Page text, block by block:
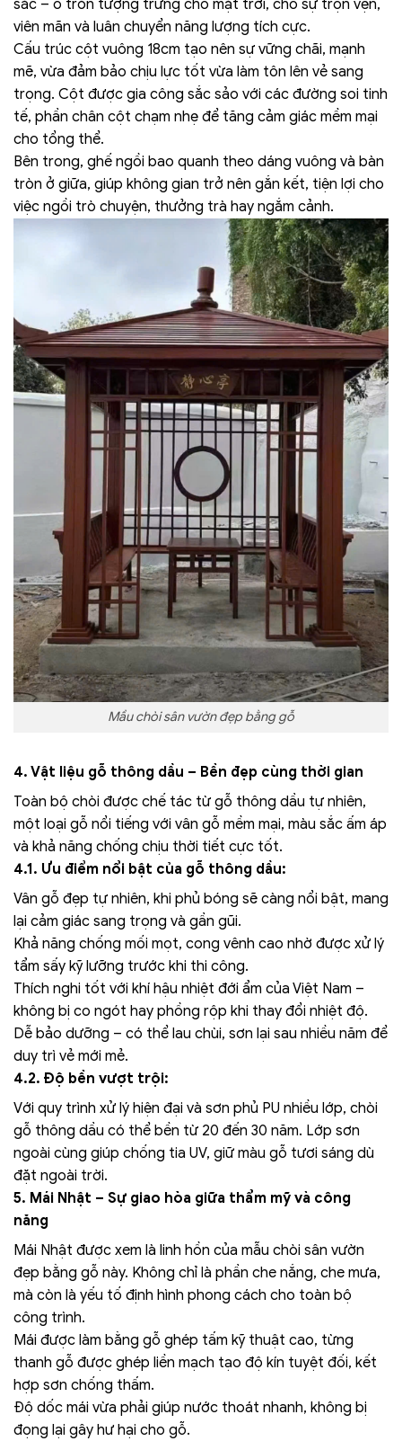
sắc – ô tròn tượng trưng cho mặt trời, cho sự trọn vẹn,
viên mãn và luân chuyển năng lượng tích cực.
Cấu trúc cột vuông 18cm tạo nên sự vững chãi, mạnh
mẽ, vừa đảm bảo chịu lực tốt vừa làm tôn lên vẻ sang
trọng. Cột được gia công sắc sảo với các đường soi tinh
tế, phần chân cột chạm nhẹ để tăng cảm giác mềm mại
cho tổng thể.
Bên trong, ghế ngồi bao quanh theo dáng vuông và bàn
tròn ở giữa, giúp không gian trở nên gắn kết, tiện lợi cho
việc ngồi trò chuyện, thưởng trà hay ngắm cảnh.
Mầu chòi sân vườn đẹp bằng gỗ
4. Vật liệu gỗ thông dầu – Bền đẹp cùng thời gian
Toàn bộ chòi được chế tác từ gỗ thông dầu tự nhiên,
một loại gỗ nổi tiếng với vân gỗ mềm mại, màu sắc ấm áp
và khả năng chống chịu thời tiết cực tốt.
4.1. Ưu điểm nổi bật của gỗ thông dầu:
Vân gỗ đẹp tự nhiên, khi phủ bóng sẽ càng nổi bật, mang
lại cảm giác sang trọng và gần gũi.
Khả năng chống mối mọt, cong vênh cao nhờ được xử lý
tẩm sấy kỹ lưỡng trước khi thi công.
Thích nghi tốt với khí hậu nhiệt đới ẩm của Việt Nam –
không bị co ngót hay phồng rộp khi thay đổi nhiệt độ.
Dễ bảo dưỡng – có thể lau chùi, sơn lại sau nhiều năm để
duy trì vẻ mới mẻ.
4.2. Độ bền vượt trội:
Với quy trình xử lý hiện đại và sơn phủ PU nhiều lớp, chòi
gỗ thông dầu có thể bền từ 20 đến 30 năm. Lớp sơn
ngoài cùng giúp chống tia UV, giữ màu gỗ tươi sáng dù
đặt ngoài trời.
5. Mái Nhật – Sự giao hòa giữa thẩm mỹ và công
năng
Mái Nhật được xem là linh hồn của mẫu chòi sân vườn
đẹp bằng gỗ này. Không chỉ là phần che nắng, che mưa,
mà còn là yếu tố định hình phong cách cho toàn bộ
công trình.
Mái được làm bằng gỗ ghép tấm kỹ thuật cao, từng
thanh gỗ được ghép liền mạch tạo độ kín tuyệt đối, kết
hợp sơn chống thấm.
Độ dốc mái vừa phải giúp nước thoát nhanh, không bị
đọng lại gây hư hại cho gỗ.